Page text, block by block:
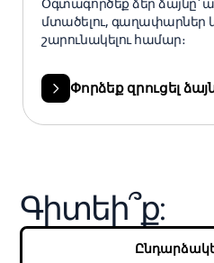
մտածելու, գաղափարներ
շարունակելու համար։
Փորձեք զրուցել
Գիտեի՞ք: